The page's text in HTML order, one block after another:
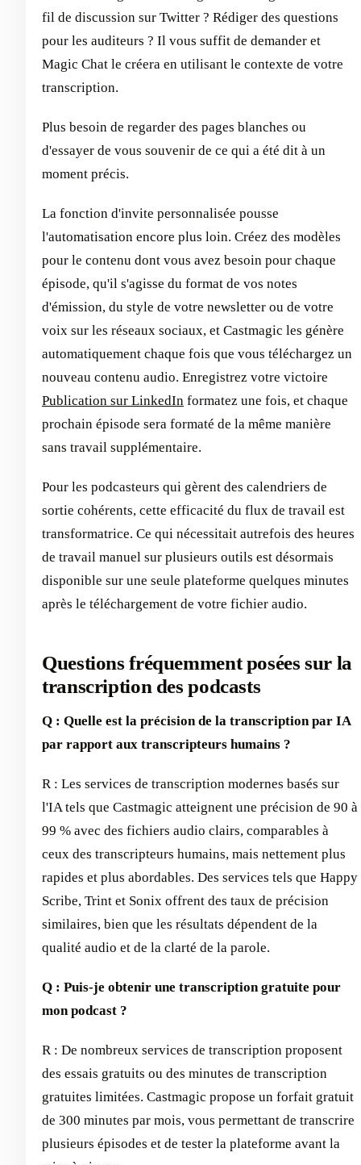
fil de discussion sur Twitter ? Rédiger des questions
pour les auditeurs ? Il vous suffit de demander et
Magic Chat le créera en utilisant le contexte de votre
transcription.
Plus besoin de regarder des pages blanches ou
d'essayer de vous souvenir de ce qui a été dit à un
moment précis.
La fonction d'invite personnalisée pousse
l'automatisation encore plus loin. Créez des modèles
pour le contenu dont vous avez besoin pour chaque
épisode, qu'il s'agisse du format de vos notes
d'émission, du style de votre newsletter ou de votre
voix sur les réseaux sociaux, et Castmagic les génère
automatiquement chaque fois que vous téléchargez un
nouveau contenu audio. Enregistrez votre victoire
Publication sur LinkedIn formatez une fois, et chaque
prochain épisode sera formaté de la même manière
sans travail supplémentaire.
Pour les podcasteurs qui gèrent des calendriers de
sortie cohérents, cette efficacité du flux de travail est
transformatrice. Ce qui nécessitait autrefois des heures
de travail manuel sur plusieurs outils est désormais
disponible sur une seule plateforme quelques minutes
après le téléchargement de votre fichier audio.
Questions fréquemment posées sur la
transcription des podcasts
Q : Quelle est la précision de la transcription par IA
par rapport aux transcripteurs humains ?
R : Les services de transcription modernes basés sur
l'IA tels que Castmagic atteignent une précision de 90 à
99 % avec des fichiers audio clairs, comparables à
ceux des transcripteurs humains, mais nettement plus
rapides et plus abordables. Des services tels que Happy
Scribe, Trint et Sonix offrent des taux de précision
similaires, bien que les résultats dépendent de la
qualité audio et de la clarté de la parole.
Q : Puis-je obtenir une transcription gratuite pour
mon podcast ?
R : De nombreux services de transcription proposent
des essais gratuits ou des minutes de transcription
gratuites limitées. Castmagic propose un forfait gratuit
de 300 minutes par mois, vous permettant de transcrire
plusieurs épisodes et de tester la plateforme avant la